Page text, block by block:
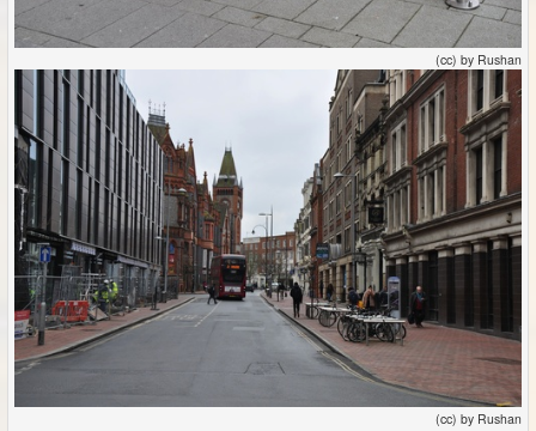
(cc) by Rushan
(cc) by Rushan